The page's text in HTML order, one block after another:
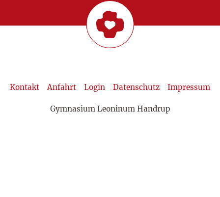
Kontakt Anfahrt Login Datenschutz Impressum
Gymnasium Leoninum Handrup